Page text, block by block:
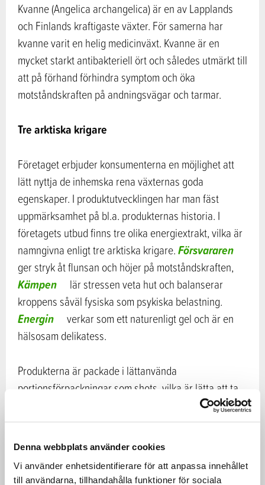
Denna webbplats använder cookies
Vi använder enhetsidentifierare för att anpassa innehållet
till användarna, tillhandahålla funktioner för sociala
Kvanne (Angelica archangelica) är en av Lapplands
och Finlands kraftigaste växter. För samerna har
kvanne varit en helig medicinväxt. Kvanne är en
mycket starkt antibakteriell ört och således utmärkt till
att på förhand förhindra symptom och öka
motståndskraften på andningsvägar och tarmar.
Tre arktiska krigare
Företaget erbjuder konsumenterna en möjlighet att
lätt nyttja de inhemska rena växternas goda
egenskaper. I produktutvecklingen har man fäst
uppmärksamhet på bl.a. produkternas historia. I
företagets utbud finns tre olika energiextrakt, vilka är
namngivna enligt tre arktiska krigare.Försvararen
ger stryk åt flunsan och höjer på motståndskraften,
Kämpen
lär stressen veta hut och balanserar
kroppens såväl fysiska som psykiska belastning.
Energin
verkar som ett naturenligt gel och är en
hälsosam delikatess.
Produkterna är packade i lättanvända
portionsförpackningar som shots, vilka är lätta att ta
med på jobb, länkar eller utfärder. Kämpen och
försvaren fås också i tillräckligt stora glasflaskor som
Traditionen möter forskningen